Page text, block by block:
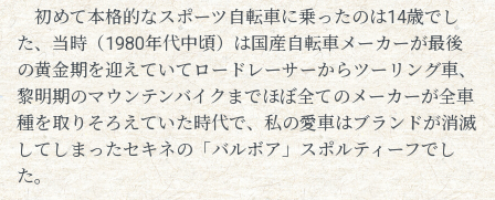
初めて本格的なスポーツ自転車に乗ったのは14歳でし
た、当時（1980年代中頃）は国産自転車メーカーが最後
の黄金期を迎えていてロードレーサーからツーリング車、
黎明期のマウンテンバイクまでほぼ全てのメーカーが全車
種を取りそろえていた時代で、私の愛車はブランドが消滅
してしまったセキネの「バルボア」スポルティーフでし
た。